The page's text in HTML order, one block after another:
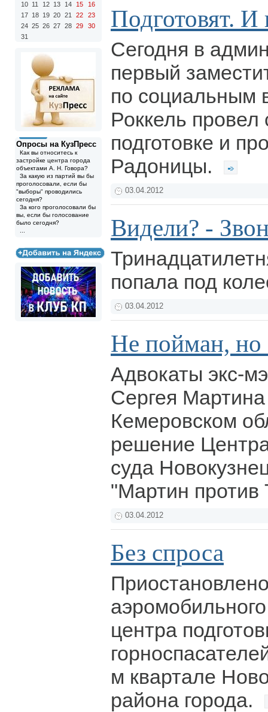
10 11 12 13 14 15
16
17 18 19 20 21 22
23
24 25 26 27 28 29
30
31
Опросы на КузПресс
Как вы относитесь к
застройке центра города
объектами А. Н. Говора?
За какую из партий вы бы
проголосовали, если бы
"выборы" проводились
сегодня?
За кого проголосовали бы
вы, если бы голосование
было сегодня?
Подготовят. И
Сегодня в
первый
по социальным
Роккель
подготовке и
Радоницы.
03.04.2012
Видели? -
попала под
03.04.2012
Не пойман,
Адвокаты экс-
Сергея
Кемеровском
решение
суда
"Мартин против
03.04.2012
Без спроса
центра
м квартале
района города.